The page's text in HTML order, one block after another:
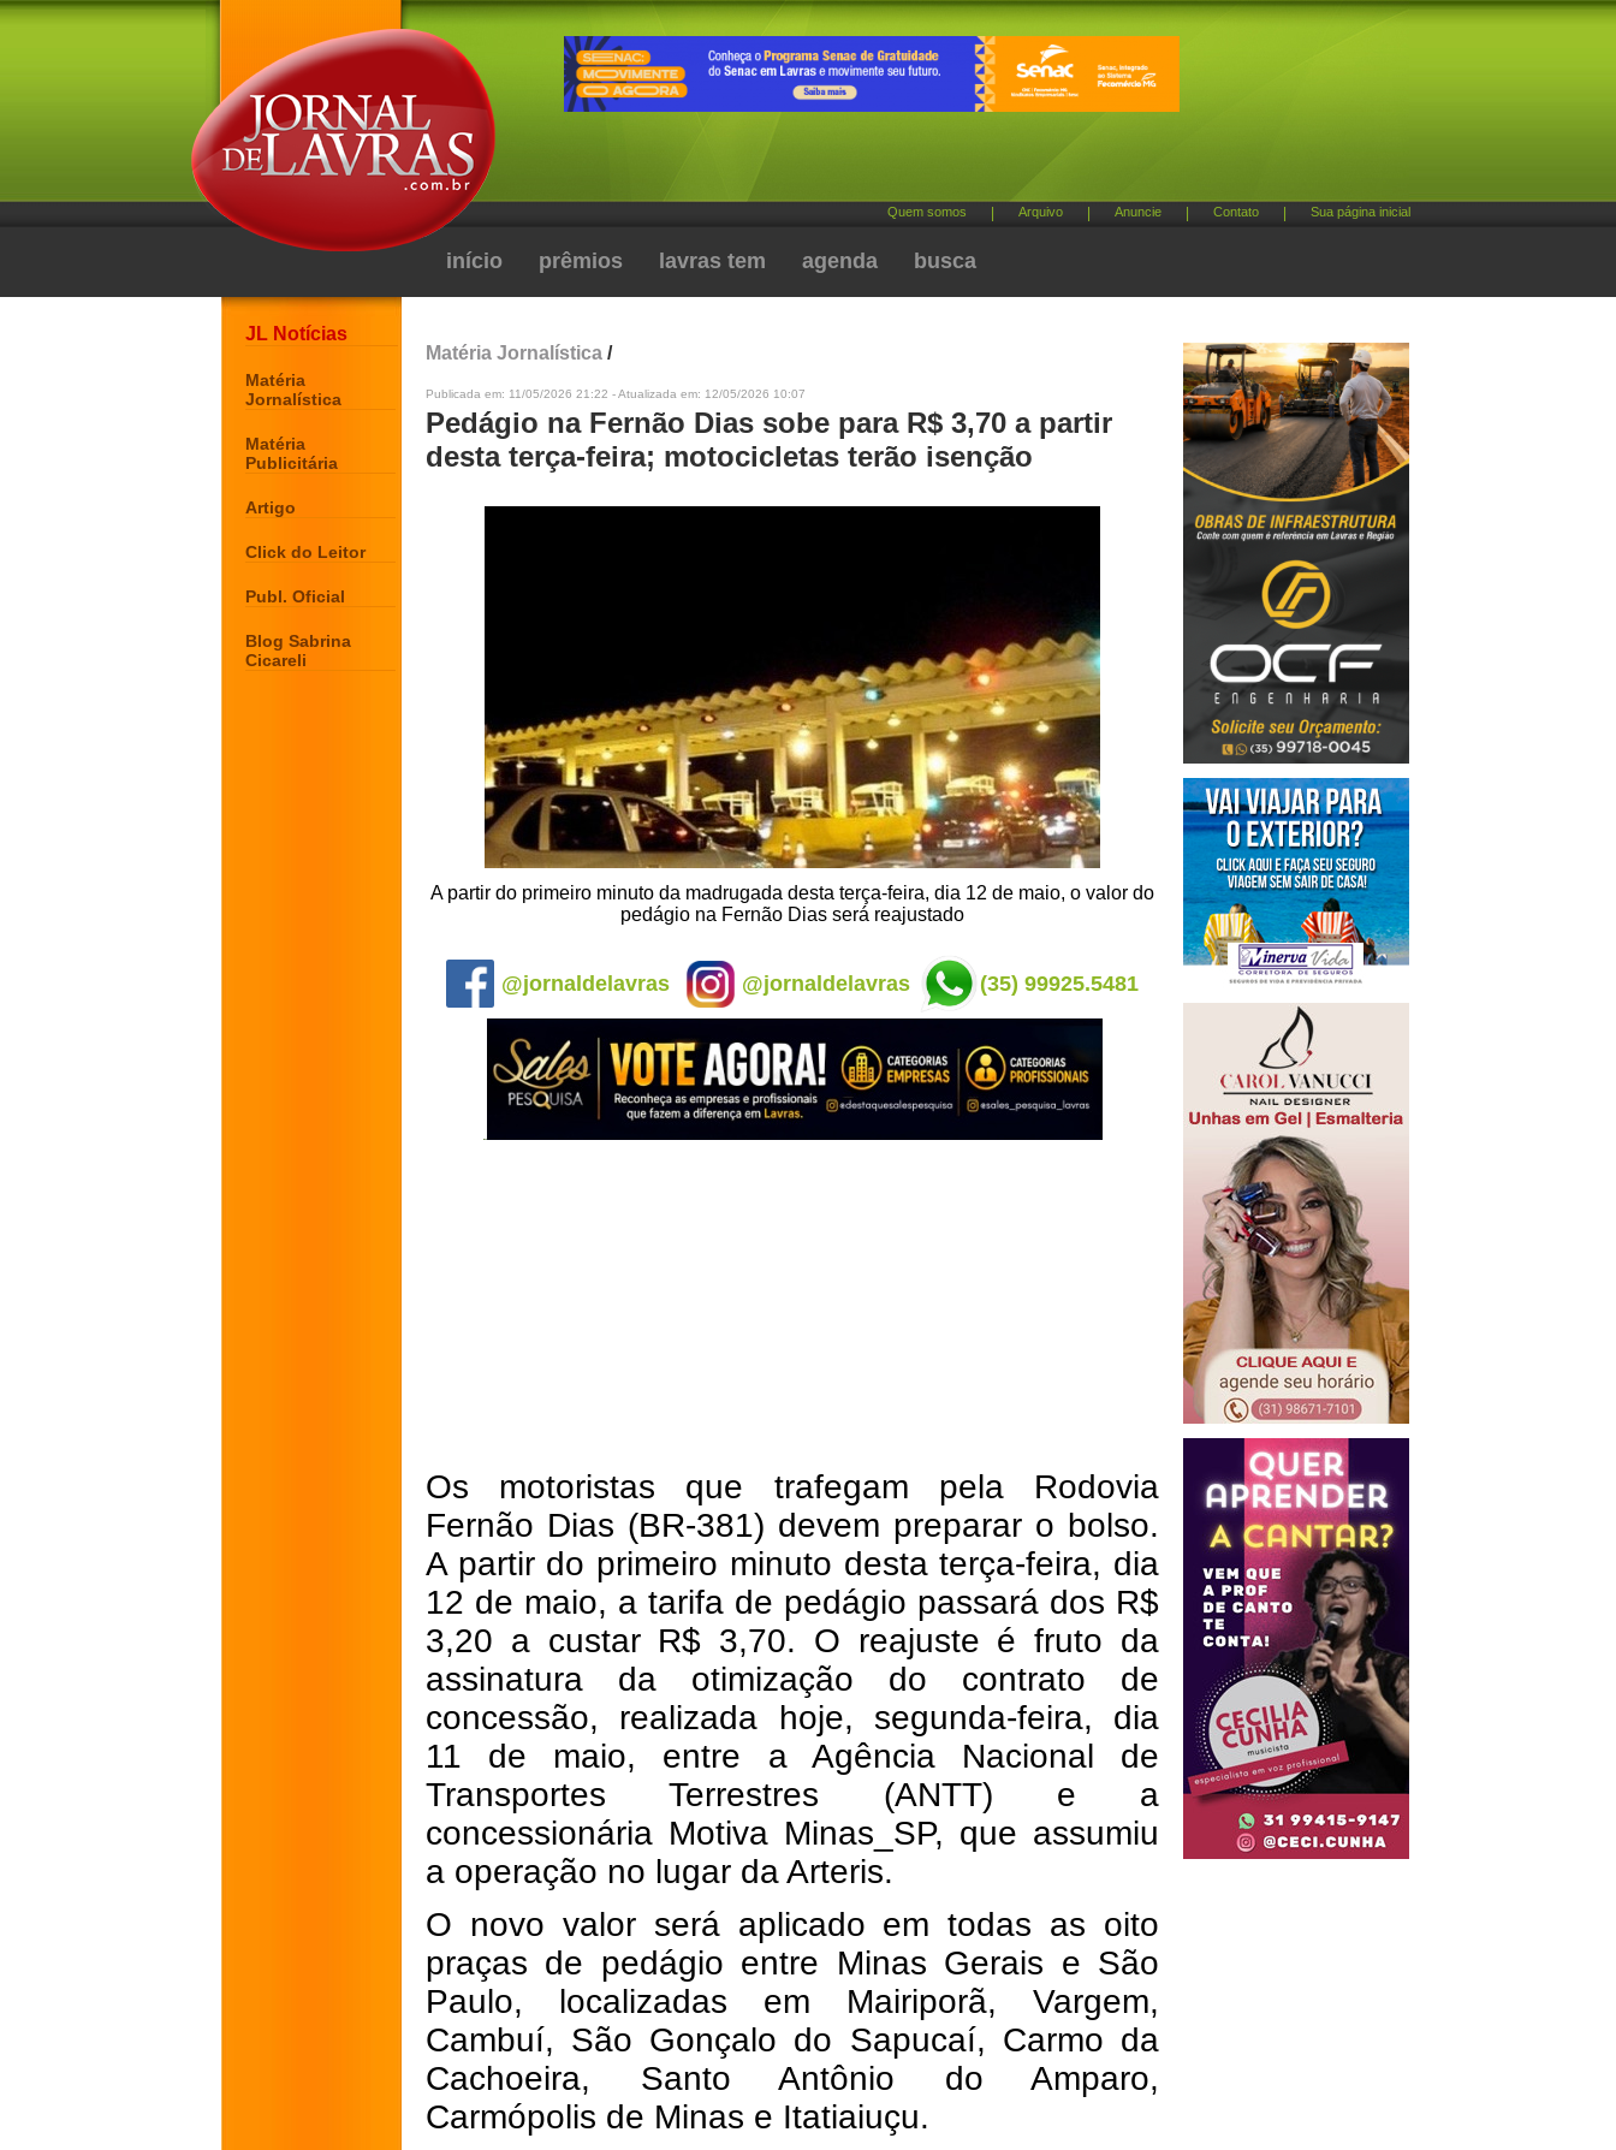
Quem somos Arquivo Anuncie Contato Sua página inicial
início prêmios lavras tem agenda busca
JL Notícias
Matéria
Jornalística
Matéria
Publicitária
Artigo
Click do Leitor
Publ. Oficial
Blog Sabrina
Cicareli
Matéria Jornalística /
Publicada em: 11/05/2026 21:22 - Atualizada em: 12/05/2026 10:07
Pedágio na Fernão Dias sobe para R$ 3,70 a partir
desta terça-feira; motocicletas terão isenção
A partir do primeiro minuto da madrugada desta terça-feira, dia 12 de maio, o valor do
pedágio na Fernão Dias será reajustado
@jornaldelavras @jornaldelavras (35) 99925.5481
Os motoristas que trafegam pela Rodovia
Fernão Dias (BR-381) devem preparar o bolso.
A partir do primeiro minuto desta terça-feira, dia
12 de maio, a tarifa de pedágio passará dos R$
3,20 a custar R$ 3,70. O reajuste é fruto da
assinatura da otimização do contrato de
concessão, realizada hoje, segunda-feira, dia
11 de maio, entre a Agência Nacional de
Transportes Terrestres (ANTT) e a
concessionária Motiva Minas_SP, que assumiu
a operação no lugar da Arteris.
O novo valor será aplicado em todas as oito
praças de pedágio entre Minas Gerais e São
Paulo, localizadas em Mairiporã, Vargem,
Cambuí, São Gonçalo do Sapucaí, Carmo da
Cachoeira, Santo Antônio do Amparo,
Carmópolis de Minas e Itatiaiuçu.